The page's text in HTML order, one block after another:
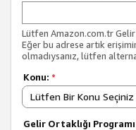
Lütfen Amazon.com.tr Gelir
Eğer bu adrese artık
olmadıysanız, lütfen
Konu: *
Lütfen Bir Konu Seçiniz
Gelir Ortaklığı